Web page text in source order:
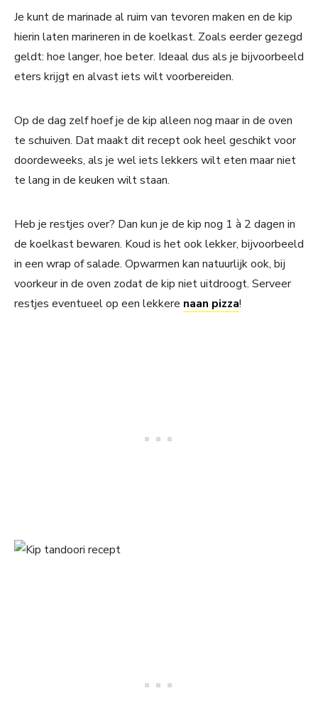
Je kunt de marinade al ruim van tevoren maken en de kip
hierin laten marineren in de koelkast. Zoals eerder gezegd
geldt: hoe langer, hoe beter. Ideaal dus als je bijvoorbeeld
eters krijgt en alvast iets wilt voorbereiden.
Op de dag zelf hoef je de kip alleen nog maar in de oven
te schuiven. Dat maakt dit recept ook heel geschikt voor
doordeweeks, als je wel iets lekkers wilt eten maar niet
te lang in de keuken wilt staan.
Heb je restjes over? Dan kun je de kip nog 1 à 2 dagen in
de koelkast bewaren. Koud is het ook lekker, bijvoorbeeld
in een wrap of salade. Opwarmen kan natuurlijk ook, bij
voorkeur in de oven zodat de kip niet uitdroogt. Serveer
restjes eventueel op een lekkere naan pizza!